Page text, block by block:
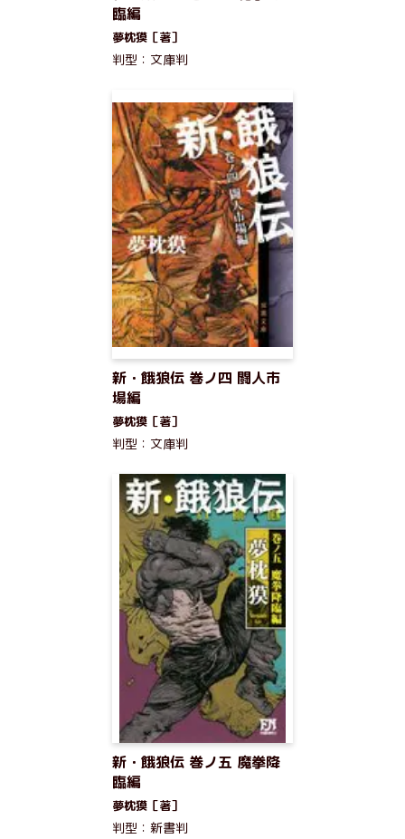
臨編
夢枕獏［著］
判型：文庫判
新・餓狼伝 巻ノ四 闘人市
場編
夢枕獏［著］
判型：文庫判
新・餓狼伝 巻ノ五 魔拳降
臨編
夢枕獏［著］
判型：新書判